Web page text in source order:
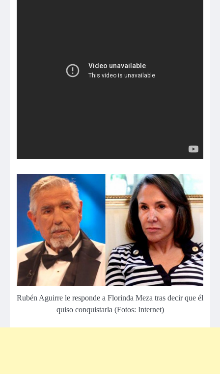
Rubén Aguirre le responde a Florinda Meza tras decir que él
quiso conquistarla (Fotos: Internet)